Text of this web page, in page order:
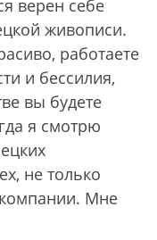
верен себе
живописи.
работаете
и бессилия,
вы будете
я смотрю
не только
Мне